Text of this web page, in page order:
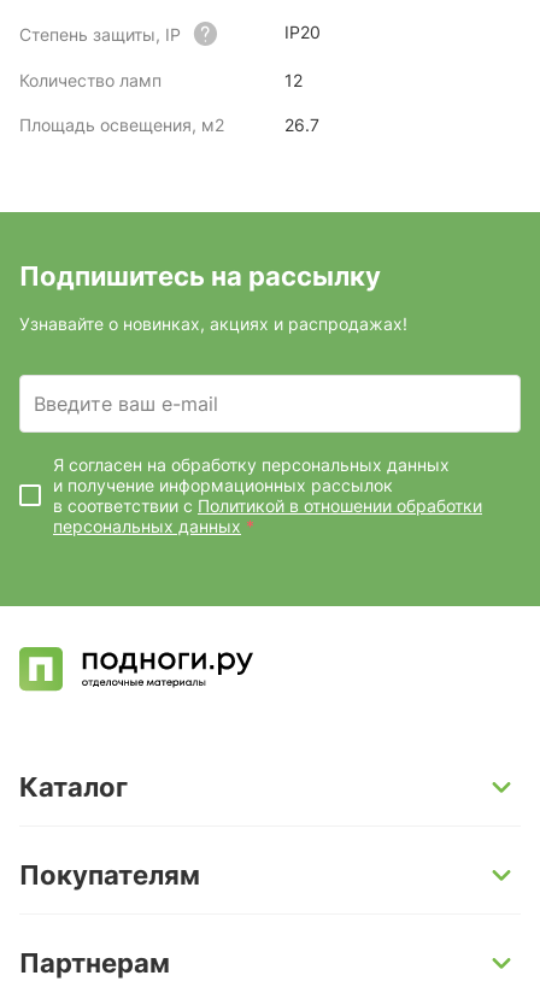
Степень защиты, IP IP20
Количество ламп 12
Площадь освещения, м2 26.7
Подпишитесь на рассылку
Узнавайте о новинках, акциях и распродажах!
Введите ваш e-mail
Я согласен на обработку персональных данных
и получение информационных рассылок
в соответствии с Политикой в отношении обработки
персональных данных *
Каталог
Кварц-винил и LVT-плитка
Ламинат
Покупателям
Условия доставки
Партнерам